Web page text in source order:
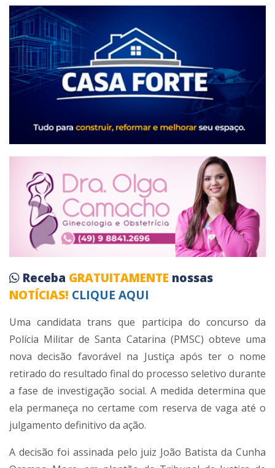
Receba GRATUITAMENTE nossas
NOTÍCIAS! CLIQUE AQUI
Uma candidata trans que participa do concurso da
Polícia Militar de Santa Catarina (PMSC) obteve uma
nova decisão favorável na Justiça após ter o nome
retirado do resultado final do processo seletivo durante
a fase de investigação social. A medida determina que
ela permaneça no certame com reserva de vaga até o
julgamento definitivo da ação.
A decisão foi assinada pelo juiz João Batista da Cunha